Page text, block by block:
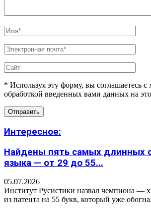
* Используя эту форму, вы соглашаетесь с
обработкой введенных вами данных на
Интересное:
Найдены пять самых длинных
языка — от 29 до 55...
05.07.2026
Институт Русистики назвал чемпиона —
из патента на 55 букв, который уже